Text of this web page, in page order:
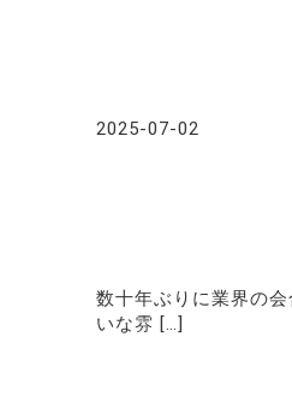
2025-07-02
数十年ぶりに業界の
いな雰 […]